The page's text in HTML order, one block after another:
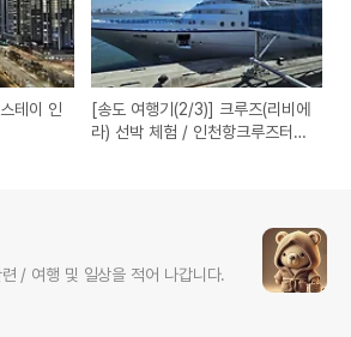
테이 인
[송도 여행기(2/3)] 크루즈(리비에
라) 선박 체험 / 인천항크루즈터미
/ 여행 및 일상을 적어 나갑니다.